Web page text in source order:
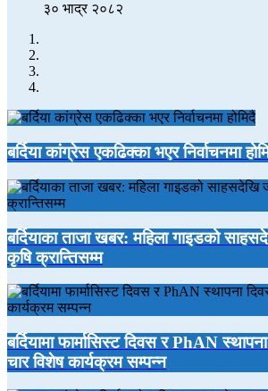
३० भाद्र २०८२
बर्दिया कांग्रेस एकढिक्का भएर निर्वाचनमा
बर्दियाका ताजा खबर: महिला गाइडको
कृषि क्रान्तिसम्म
बर्दियामा फार्मासिस्ट दिवस र PhAN
चार विशेष कार्यक्रम सम्पन्न